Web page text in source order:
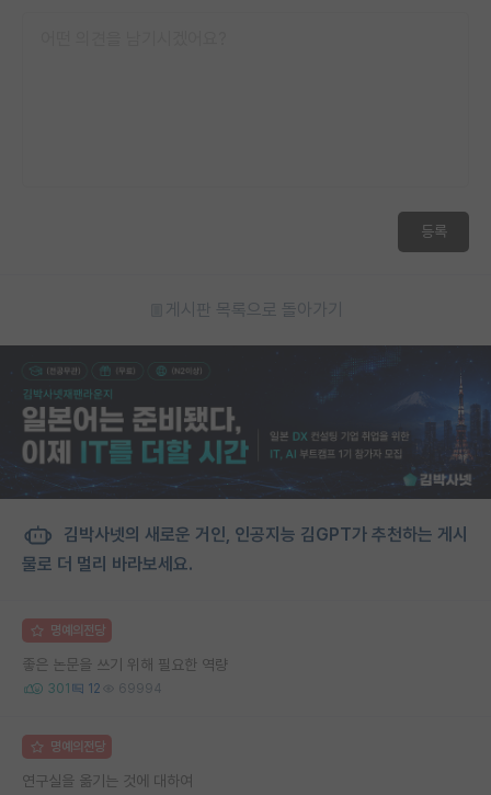
등록
게시판 목록으로 돌아가기
김박사넷의 새로운 거인, 인공지능 김GPT가 추천하는 게시
물로 더 멀리 바라보세요.
명예의전당
좋은 논문을 쓰기 위해 필요한 역량
301 12 69994
명예의전당
연구실을 옮기는 것에 대하여